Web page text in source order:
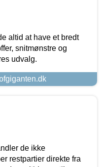
altid at have et bredt
snitmønstre og
udvalg.
de ikke
restpartier direkte fra